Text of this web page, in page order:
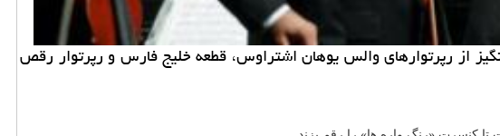
قطعاتی خاطره انگیز از رپرتوارهای والس یوهان اشتراوس، قطعه خلیج فارس و رپرتوار رقص